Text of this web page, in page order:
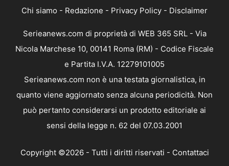
Chi siamo - Redazione - Privacy Policy - Disclaimer
Serieanews.com di proprietà di WEB 365 SRL - Via
Nicola Marchese 10, 00141 Roma (RM) - Codice Fiscale
e Partita I.V.A. 12279101005
Serieanews.com non è una testata giornalistica, in
quanto viene aggiornato senza alcuna periodicità. Non
può pertanto considerarsi un prodotto editoriale ai
sensi della legge n. 62 del 07.03.2001
Copyright ©2026 - Tutti i diritti riservati - Contattaci